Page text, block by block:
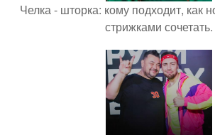
Челка - шторка: кому подходит, как
стрижками сочетать.